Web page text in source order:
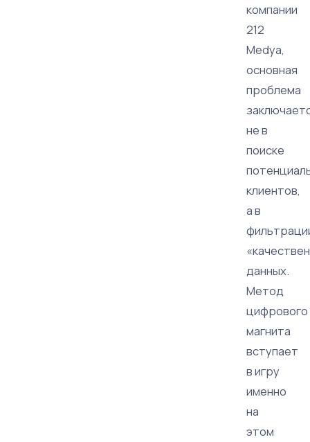
компании
212
Medya,
основная
проблема
не в
поиске
клиентов,
а в
данных.
Метод
цифрового
магнита
вступает
в игру
именно
на
этом